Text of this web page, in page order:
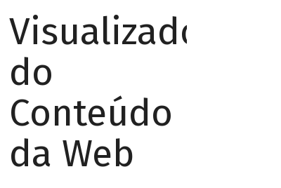
Visualizador
do
Conteúdo
da Web